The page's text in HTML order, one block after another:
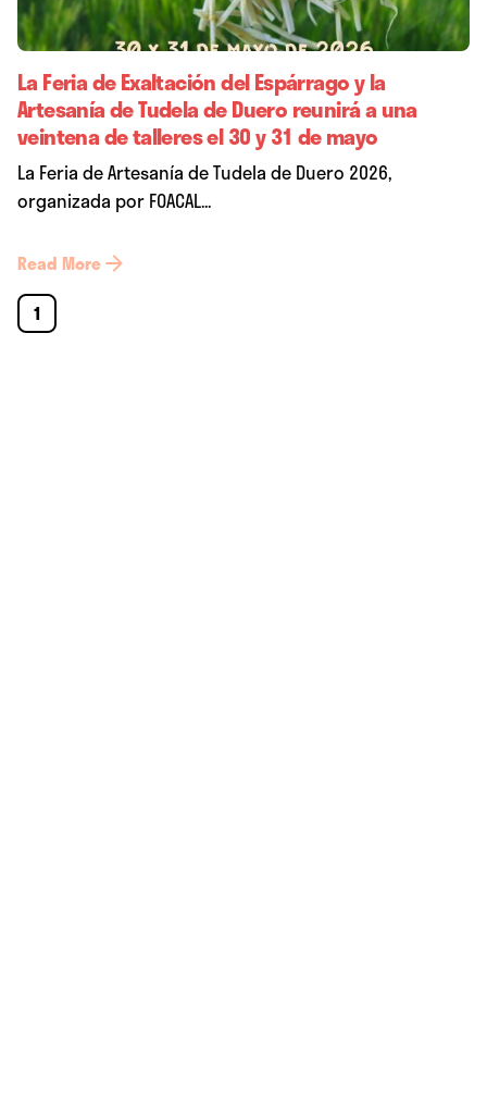
La Feria de Exaltación del Espárrago y la
Artesanía de Tudela de Duero reunirá a una
veintena de talleres el 30 y 31 de mayo
La Feria de Artesanía de Tudela de Duero 2026,
organizada por FOACAL...
Read More
1